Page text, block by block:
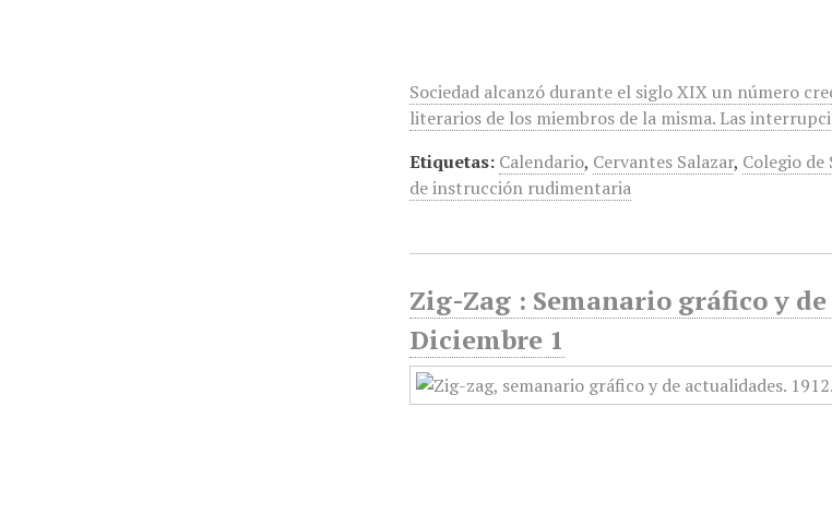
Sociedad alcanzó durante el siglo XIX un número
literarios de los miembros de la misma. Las
Etiquetas: Calendario, Cervantes Salazar, Colegio de
de instrucción rudimentaria
Zig-Zag : Semanario gráfico y
Diciembre 1